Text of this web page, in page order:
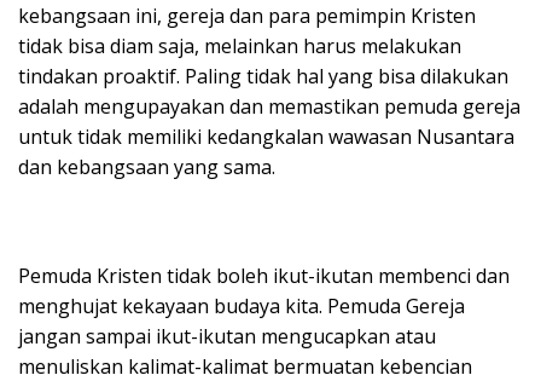
kebangsaan ini, gereja dan para pemimpin Kristen
tidak bisa diam saja, melainkan harus melakukan
tindakan proaktif. Paling tidak hal yang bisa dilakukan
adalah mengupayakan dan memastikan pemuda gereja
untuk tidak memiliki kedangkalan wawasan Nusantara
dan kebangsaan yang sama.
Pemuda Kristen tidak boleh ikut-ikutan membenci dan
menghujat kekayaan budaya kita. Pemuda Gereja
jangan sampai ikut-ikutan mengucapkan atau
menuliskan kalimat-kalimat bermuatan kebencian